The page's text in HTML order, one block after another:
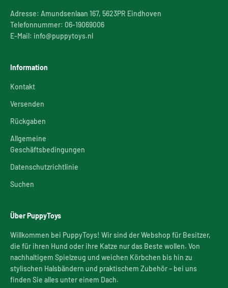
Adresse: Amundsenlaan 167, 5623PR Eindhoven
Telefonnummer: 06-19069006
E-Mail: info@puppytoys.nl
Information
Kontakt
Versenden
Rückgaben
Allgemeine
Geschäftsbedingungen
Datenschutzrichtlinie
Suchen
Über PuppyToys
Willkommen bei PuppyToys! Wir sind der Webshop für Besitzer,
die für ihren Hund oder ihre Katze nur das Beste wollen. Von
nachhaltigem Spielzeug und weichen Körbchen bis hin zu
stylischen Halsbändern und praktischem Zubehör – bei uns
finden Sie alles unter einem Dach.